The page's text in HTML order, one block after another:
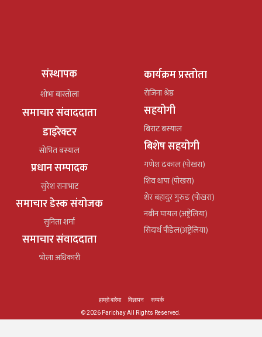
संस्थापक
शोभा बास्तोला
समाचार संवाददाता
डाइरेक्टर
सोभित बस्याल
प्रधान सम्पादक
सुरेश रानाभाट
समाचार डेस्क संयोजक
सुनिता शर्मा
समाचार संवाददाता
भोला अधिकारी
कार्यक्रम प्रस्तोता
रोजिना श्रेष्ठ
सहयोगी
बिराट बस्याल
बिशेष सहयोगी
गणेश ढकाल (पोखरा)
शिव थापा (पोखरा)
शेर बहादुर गुरुङ (पोखरा)
नबीन घायल (अष्ट्रेलिया)
सिदार्थ पौडेल(अष्ट्रेलिया)
हाम्रो बारेमा विज्ञापन
सम्पर्क
© 2026 Parichay All Rights Reserved.